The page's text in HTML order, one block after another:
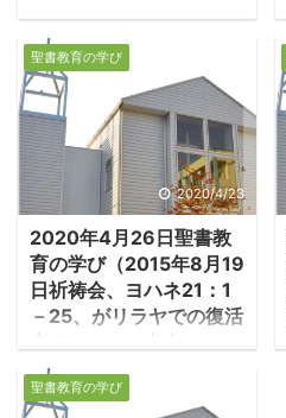
聖書教育の学び
2020/4/23
2020年4月26日聖書教
育の学び（2015年8月19
日祈祷会、ヨハネ21：1
－25、がリラヤでの復活
1.イエス、七人の弟子に
現れる ・ヨハネ21章は
聖書教育の学び